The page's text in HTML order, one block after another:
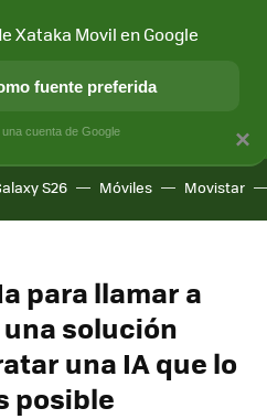
APLICACIONES
S26 Móviles Movistar
para llamar a
solución
una IA que lo
posible
×
Xataka Movil en Google
fuente preferida
cuenta de Google